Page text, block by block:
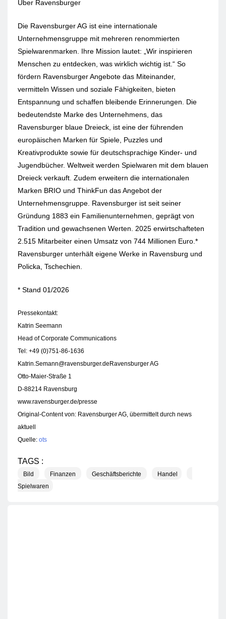
Über Ravensburger
Die Ravensburger AG ist eine internationale
Unternehmensgruppe mit mehreren renommierten
Spielwarenmarken. Ihre Mission lautet: „Wir inspirieren
Menschen zu entdecken, was wirklich wichtig ist.“ So
fördern Ravensburger Angebote das Miteinander,
vermitteln Wissen und soziale Fähigkeiten, bieten
Entspannung und schaffen bleibende Erinnerungen. Die
bedeutendste Marke des Unternehmens, das
Ravensburger blaue Dreieck, ist eine der führenden
europäischen Marken für Spiele, Puzzles und
Kreativprodukte sowie für deutschsprachige Kinder- und
Jugendbücher. Weltweit werden Spielwaren mit dem blauen
Dreieck verkauft. Zudem erweitern die internationalen
Marken BRIO und ThinkFun das Angebot der
Unternehmensgruppe. Ravensburger ist seit seiner
Gründung 1883 ein Familienunternehmen, geprägt von
Tradition und gewachsenen Werten. 2025 erwirtschafteten
2.515 Mitarbeiter einen Umsatz von 744 Millionen Euro.*
Ravensburger unterhält eigene Werke in Ravensburg und
Policka, Tschechien.
* Stand 01/2026
Pressekontakt:
Katrin Seemann
Head of Corporate Communications
Tel: +49 (0)751-86-1636
Katrin.Semann@ravensburger.deRavensburgerAG
Otto-Maier-Straße 1
D-88214 Ravensburg
www.ravensburger.de/presse
Original-Content von: Ravensburger AG, übermittelt durch news
aktuell
Quelle: ots
TAGS :
Bild Finanzen Geschäftsberichte
Handel
Spielwaren